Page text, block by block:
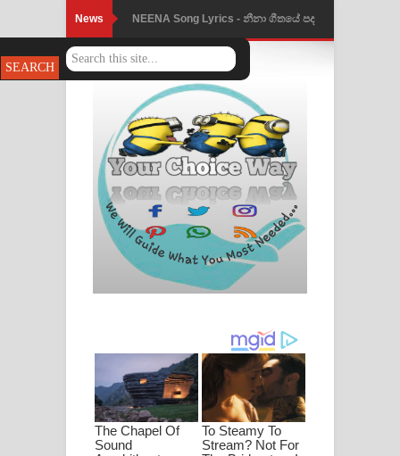
News NEENA Song Lyrics - නීනා ගීතයේ පද
පෙළ
Ahimi Wimai Himi Song Lyrics - අහිමි
විමයි හිමි ගීතයේ පද පෙළ
Mathaka Parana Song Lyrics - මතක
පාරනා ගීතයේ පද පෙළ
Nimnadhen Song Lyrics - නිම්නාදෙන්
ගීතයේ පද පෙළ
ඔබමයි මගේ ආදරේ ගීතයේ පද පෙළ
Pansal Gihin Song Lyrics - පන්සල් ගිහිං
ගීතයේ පද පෙළ